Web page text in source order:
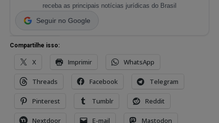
receba as principais notícias jurídicas do Brasil
Seguir no Google
Compartilhe isso:
X Imprimir WhatsApp
Threads Facebook Telegram
Pinterest Tumblr Reddit
Nextdoor E-mail Mastodon